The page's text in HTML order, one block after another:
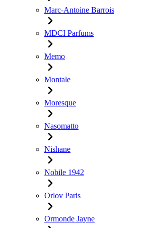
Marc-Antoine Barrois
MDCI Parfums
Memo
Montale
Moresque
Nasomatto
Nishane
Nobile 1942
Orlov Paris
Ormonde Jayne